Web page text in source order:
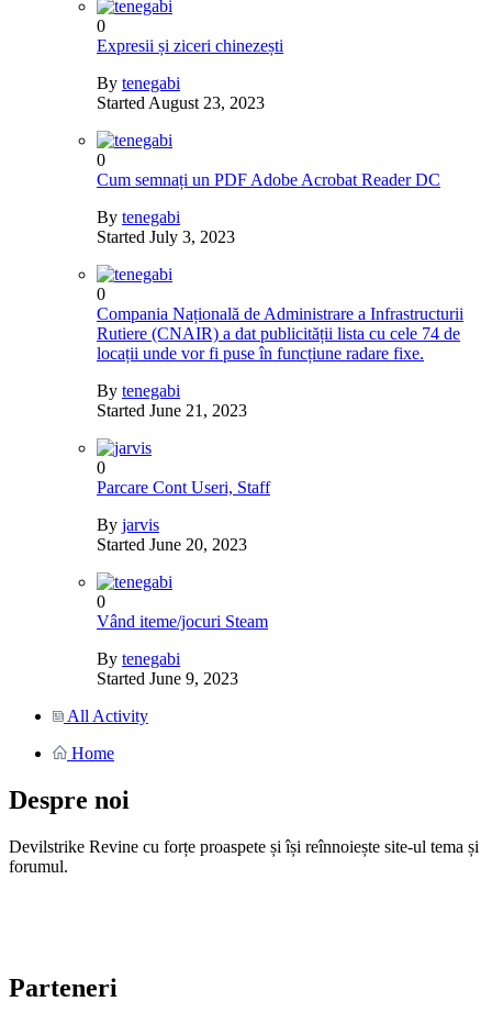
0
Expresii și ziceri chinezești
By tenegabi
StartedAugust 23, 2023
0
Cum semnați un PDF Adobe Acrobat Reader DC
By tenegabi
Started July 3, 2023
0
Compania Națională de Administrare a Infrastructurii
Rutiere (CNAIR) a dat publicității lista cu cele 74 de
locații unde vor fi puse în funcțiune radare fixe.
By tenegabi
Started June 21, 2023
0
Parcare Cont Useri, Staff
By jarvis
Started June 20, 2023
0
Vând iteme/jocuri Steam
By tenegabi
Started June 9, 2023
All Activity
Home
Despre noi
Devilstrike Revine cu forțe proaspete și își reînnoiește site-ul tema și
forumul.
Parteneri